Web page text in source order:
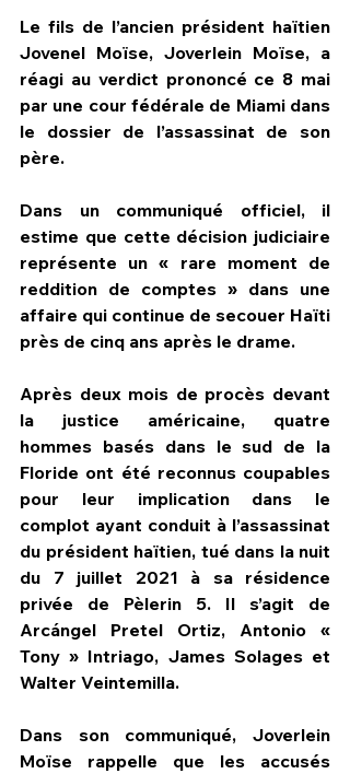
HPN Live
Le fils de l’ancien président haïtien
Jovenel Moïse, Joverlein Moïse, a
réagi au verdict prononcé ce 8 mai
par une cour fédérale de Miami dans
le dossier de l’assassinat de son
père.
Dans un communiqué officiel, il
estime que cette décision judiciaire
représente un « rare moment de
reddition de comptes » dans une
affaire qui continue de secouer Haïti
près de cinq ans après le drame.
Après deux mois de procès devant
la justice américaine, quatre
hommes basés dans le sud de la
Floride ont été reconnus coupables
pour leur implication dans le
complot ayant conduit à l’assassinat
du président haïtien, tué dans la nuit
du 7 juillet 2021 à sa résidence
privée de Pèlerin 5. Il s’agit de
Arcángel Pretel Ortiz, Antonio «
Tony » Intriago, James Solages et
Walter Veintemilla.
Dans son communiqué, Joverlein
Moïse rappelle que les accusés